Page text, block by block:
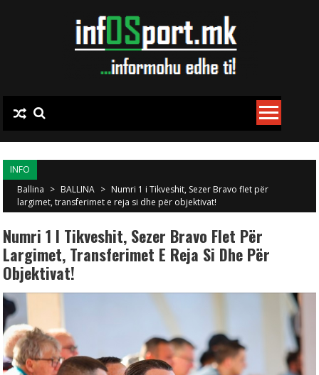
INFO
Ballina > BALLINA > Numri 1 i Tikveshit, Sezer Bravo flet për
largimet, transferimet e reja si dhe për objektivat!
Numri 1 I Tikveshit, Sezer Bravo Flet Për
Largimet, Transferimet E Reja Si Dhe Për
Objektivat!